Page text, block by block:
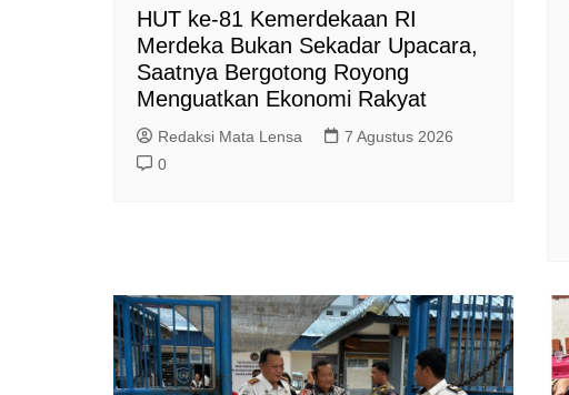
HUT ke-81 Kemerdekaan RI
Merdeka Bukan Sekadar Upacara,
Saatnya Bergotong Royong
Menguatkan Ekonomi Rakyat
Redaksi Mata Lensa
7 Agustus 2026
0